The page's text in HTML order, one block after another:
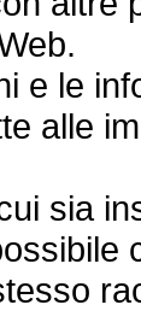
e le
alle
sia